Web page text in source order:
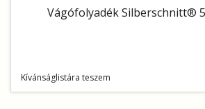
Vágófolyadék Silberschnitt®
Kívánságlistára teszem